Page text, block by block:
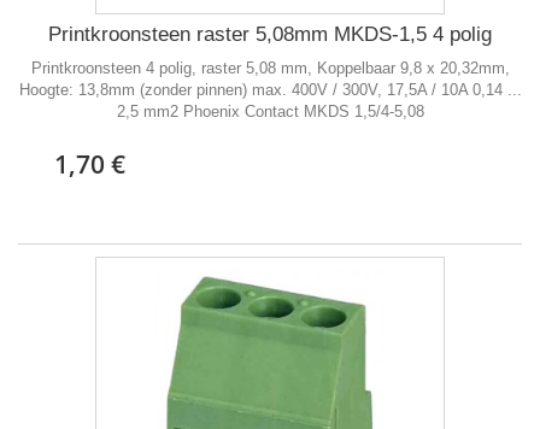
Printkroonsteen raster 5,08mm MKDS-1,5 4 polig
Printkroonsteen 4 polig, raster 5,08 mm, Koppelbaar 9,8 x 20,32mm,
Hoogte: 13,8mm (zonder pinnen) max. 400V / 300V, 17,5A / 10A 0,14 ...
2,5 mm2 Phoenix Contact MKDS 1,5/4-5,08
1,70 €